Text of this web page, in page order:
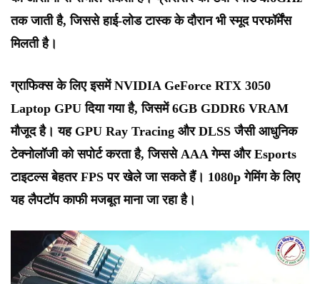
तक जाती है, जिससे हाई-लोड टास्क के दौरान भी स्मूद परफॉर्मेंस
मिलती है।
ग्राफिक्स के लिए इसमें NVIDIA GeForce RTX 3050
Laptop GPU दिया गया है, जिसमें 6GB GDDR6 VRAM
मौजूद है। यह GPU Ray Tracing और DLSS जैसी आधुनिक
टेक्नोलॉजी को सपोर्ट करता है, जिससे AAA गेम्स और Esports
टाइटल्स बेहतर FPS पर खेले जा सकते हैं। 1080p गेमिंग के लिए
यह लैपटॉप काफी मजबूत माना जा रहा है।